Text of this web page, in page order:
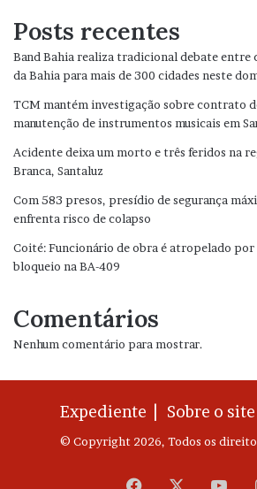
Posts recentes
Band Bahia realiza tradicional debate entre
da Bahia para mais de 300 cidades neste
TCM mantém investigação sobre contrato
manutenção de instrumentos musicais em
Acidente deixa um morto e três feridos na
Branca, Santaluz
Com 583 presos, presídio de segurança
enfrenta risco de colapso
Coité: Funcionário de obra é atropelado
bloqueio na BA-409
Comentários
Nenhum comentário para mostrar.
Expediente | Sobre o
© Copyright 2026, Todos os